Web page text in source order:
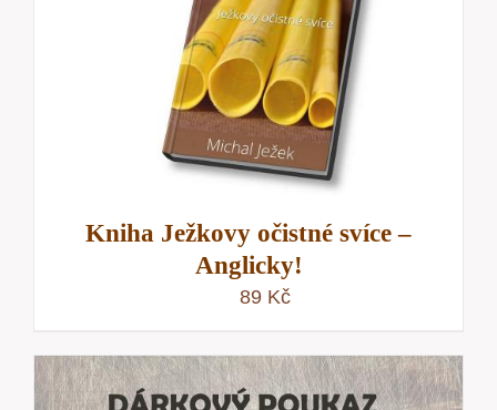
Kniha Ježkovy očistné svíce –
Anglicky!
89 Kč